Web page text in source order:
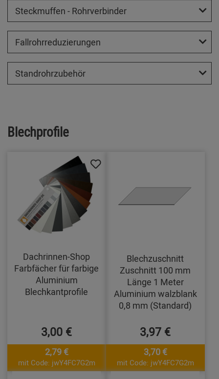
Steckmuffen - Rohrverbinder
Fallrohrreduzierungen
Standrohrzubehör
Blechprofile
Dachrinnen-Shop
Farbfächer für farbige
Aluminium
Blechkantprofile
3,00 €
2,79 €
mit Code: jwY4FC7G2m
Blechzuschnitt
Zuschnitt 100 mm
Länge 1 Meter
Aluminium walzblank
0,8 mm (Standard)
3,97 €
3,70 €
mit Code: jwY4FC7G2m